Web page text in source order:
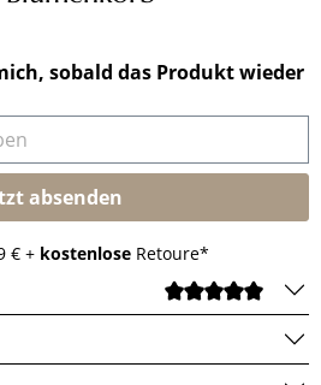
sobald das Produkt wieder
absenden
€ + kostenlose Retoure*